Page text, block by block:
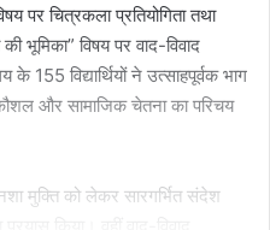
पर चित्रकला प्रतियोगिता तथा
भूमिका” विषय पर वाद-विवाद
के 155 विद्यार्थियों ने उत्साहपूर्वक भाग
और सामाजिक चेतना का परिचय
नशा मुक्ति को लेकर सारगर्भित संदेश